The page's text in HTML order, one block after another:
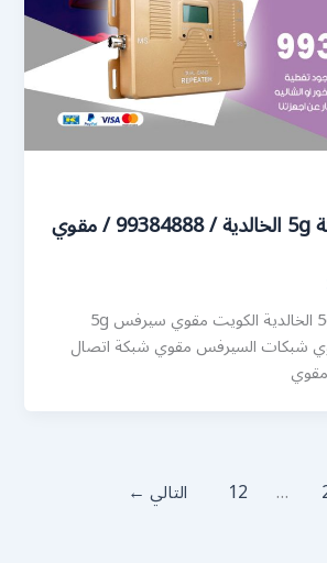
رقم مقوي شبكة 5g الخالدية / 99384888 / مقوي
رقم مقوي شبكة 5g الخالدية الكويت مقوي سيرفس 5g
شبكات السيرفس مقوي شبكة اتصال
…
12 التالي ←